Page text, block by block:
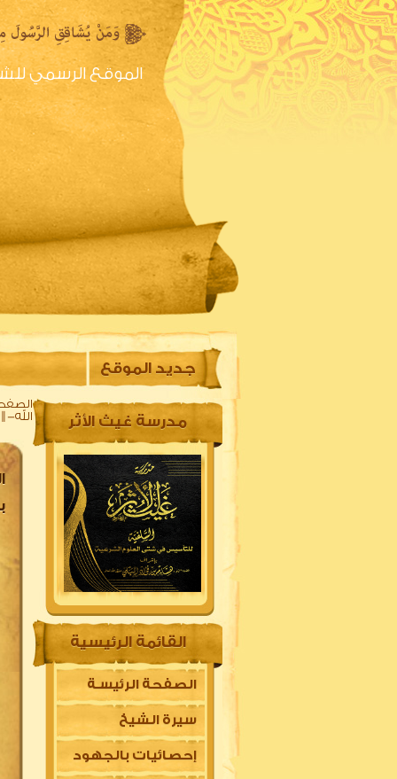
الموقع الرسمي
الصفحه الرئيسية
جديد الموقع
الله- || 20 ذو القعدة 1441
مدرسة غيث الأثر
القائمة الرئيسية
الصفحة الرئيسـة
سيرة الشيخ
إحصائيات بالجهود